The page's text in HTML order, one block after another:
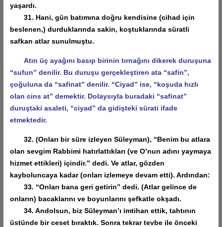
yaşardı.
31. Hani, gün batımına doğru kendisine (cihad için
beslenen,) durduklarında sakin, koştuklarında süratli
safkan atlar sunulmuştu.
Atın üç ayağını basıp birinin tırnağını dikerek duruşuna
“sufun” denilir. Bu duruşu gerçekleştiren ata “safin”,
çoğuluna da “safinat” denilir. “Ciyad” ise, “koşuda hızlı
olan cins at” demektir. Dolaysıyla buradaki “safinat”
duruştaki asaleti, “ciyad” da gidişteki sürati ifade
etmektedir.
32. (Onları bir süre izleyen Süleyman), “Benim bu atlara
olan sevgim Rabbimi hatırlattıkları (ve O’nun adını yaymaya
hizmet ettikleri) içindir.” dedi. Ve atlar, gözden
kayboluncaya kadar (onları izlemeye devam etti). Ardından:
33. “Onları bana geri getirin” dedi. (Atlar gelince de
onların) bacaklarını ve boyunlarını şefkatle okşadı.
34. Andolsun, biz Süleyman’ı imtihan ettik, tahtının
üstünde bir ceset bıraktık. Sonra tekrar tevbe ile önceki